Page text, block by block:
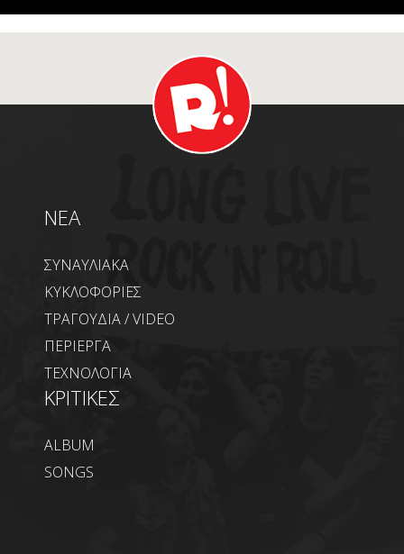
NEA
ΣΥΝΑΥΛΙΑΚΑ
ΚΥΚΛΟΦΟΡΙΕΣ
ΤΡΑΓΟΥΔΙΑ / VIDEO
ΠΕΡΙΕΡΓΑ
ΤΕΧΝΟΛΟΓΙΑ
ΚΡΙΤΙΚΕΣ
ALBUM
SONGS